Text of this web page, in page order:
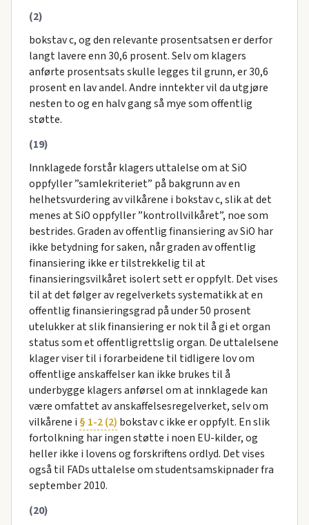
(2)
bokstav c, og den relevante prosentsatsen er derfor
langt lavere enn 30,6 prosent. Selv om klagers
anførte prosentsats skulle legges til grunn, er 30,6
prosent en lav andel. Andre inntekter vil da utgjøre
nesten to og en halv gang så mye som offentlig
støtte.
(19)
Innklagede forstår klagers uttalelse om at SiO
oppfyller ”samlekriteriet” på bakgrunn av en
helhetsvurdering av vilkårene i bokstav c, slik at det
menes at SiO oppfyller ”kontrollvilkåret”, noe som
bestrides. Graden av offentlig finansiering av SiO har
ikke betydning for saken, når graden av offentlig
finansiering ikke er tilstrekkelig til at
finansieringsvilkåret isolert sett er oppfylt. Det vises
til at det følger av regelverkets systematikk at en
offentlig finansieringsgrad på under 50 prosent
utelukker at slik finansiering er nok til å gi et organ
status som et offentligrettslig organ. De uttalelsene
klager viser til i forarbeidene til tidligere lov om
offentlige anskaffelser kan ikke brukes til å
underbygge klagers anførsel om at innklagede kan
være omfattet av anskaffelsesregelverket, selv om
vilkårene i § 1-2 (2) bokstav c ikke er oppfylt. En slik
fortolkning har ingen støtte i noen EU-kilder, og
heller ikke i lovens og forskriftens ordlyd. Det vises
også til FADs uttalelse om studentsamskipnader fra
september 2010.
(20)